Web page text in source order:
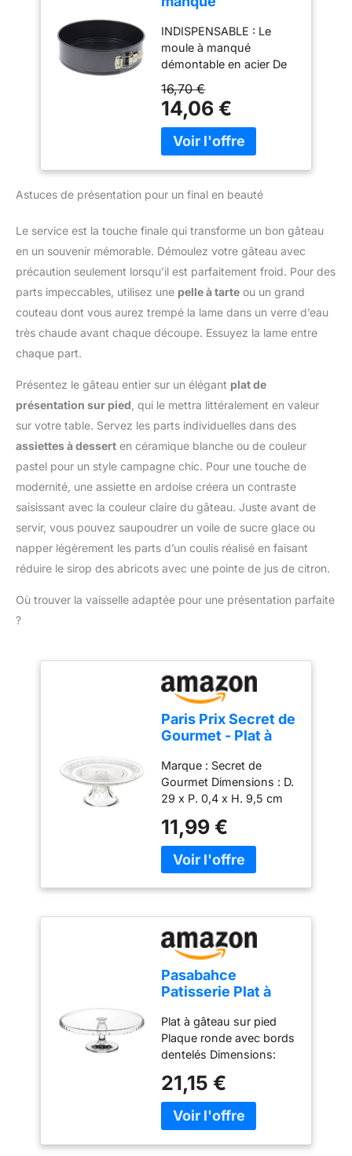
Conservation Nos
Gousses de Vanille de
Madagascar BIO sont
emballées dans un
refermable spécialement
conçu pour optimiser la
conservation des
gousses de vanile: une
couche hermétique en
Alu évite le
desséchement des
vous recommandons de
faire réparer votre produit
dans notre réseau de 6
200 centres de
monde entier pour qu'il
dure plus longtemps.
en Allemagne, garanti 5
acier antiadhésif -
Diamètre 20 cm,
hauteur 6,5 cm -,
Noir
INDISPENSABLE : Le
moule à manqué
démontable en acier De
pâtisserie parfait pour
réaliser des gâteaux,
entremets, génoises ou
encore cheesecakes.
pouvez facilement
préparation. CUISSON
MAÎTRISÉE : L'acier de ce
moule à manqué offre
des résultats de cuisson
excellent, car il atteint
des hautes températures
permettant aux sucs de
Le moule en acier
antiadhésif De Buyer
permet une cuisson
traditionnelle au four
(+220°C maximum). Il ne
convient pas à une
utilisation au micro-
ondes. Veillez à ne pas
utiliser d'objets
métalliques dans le
moule. ENTRETIEN :
uniquement avec une
Ne passe pas au lave-
16,70 €
14,06 €
Astuces de présentation pour un final en beauté
Le service est la touche finale qui transforme un bon gâteau
en un souvenir mémorable. Démoulez votre gâteau avec
précaution seulement lorsqu’il est parfaitement froid. Pour des
parts impeccables, utilisez une pelle à tarte ou un grand
couteau dont vous aurez trempé la lame dans un verre d’eau
très chaude avant chaque découpe. Essuyez la lame entre
chaque part.
Présentez le gâteau entier sur un élégant plat de
présentation sur pied , qui le mettra littéralement en valeur
sur votre table. Servez les parts individuelles dans des
assiettes à dessert en céramique blanche ou de couleur
pastel pour un style campagne chic. Pour une touche de
modernité, une assiette en ardoise créera un contraste
saisissant avec la couleur claire du gâteau. Juste avant de
servir, vous pouvez saupoudrer un voile de sucre glace ou
napper légèrement les parts d’un coulis réalisé en faisant
réduire le sirop des abricots avec une pointe de jus de citron.
Où trouver la vaisselle adaptée pour une présentation parfaite
?
Paris Prix Secret de
Gourmet - Plat à
Renaissance 29cm
Transparent
Marque : Secret de
Gourmet Dimensions : D.
29 x P. 0,4 x H. 9,5 cm
Transparent
11,99 €
Pasabahce
Patisserie Plat à
Diamètre 32 cm
Plat à gâteau sur pied
Plaque ronde avec bords
dentelés Dimensions:
Convient également pour
d'autres friandises
21,15 €